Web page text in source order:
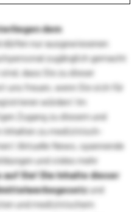
dem
nur ausgewiesenen
zugänglich gemacht
dass Sie zu dieser
uns freuen, wenn Sie sich für
würden! Im
Zugang zu diesem und
zu medizinisch-
Aktuelle News, spannende
und vieles mehr
auf Sie!Die Inhalte dieser
und
und medizinischem